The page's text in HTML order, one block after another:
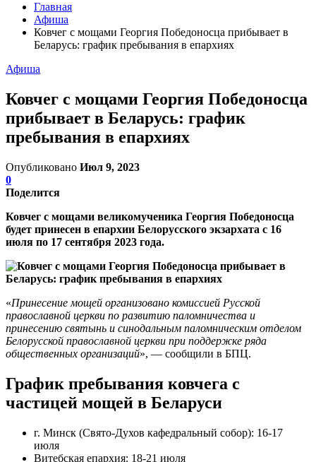
Главная
Афиша
Ковчег с мощами Георгия Победоносца прибывает в
Беларусь: график пребывания в епархиях
Афиша
Ковчег с мощами Георгия Победоносца
прибывает в Беларусь: график
пребывания в епархиях
Опубликовано Июл 9, 2023
0
Поделится
Ковчег с мощами великомученика Георгия Победоносца
будет принесен в епархии Белорусского экзархата с 16
июля по 17 сентября 2023 года.
«Принесение мощей организовано комиссией Русской
православной церкви по развитию паломничества и
принесению святынь и синодальным паломническим отделом
Белорусской православной церкви при поддержке ряда
общественных организаций», — сообщили в БПЦ.
График пребывания ковчега с
частицей мощей в Беларуси
г. Минск (Свято-Духов кафедральный собор): 16-17
июля
Витебская епархия: 18-21 июля